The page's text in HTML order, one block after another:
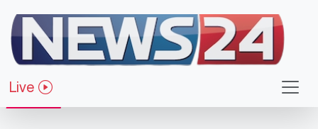
Live
খেলাধুলা